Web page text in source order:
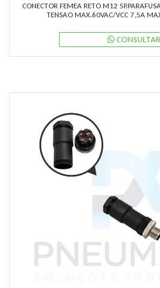
CONECTOR FEMEA RETO M12
TENSAO MAX.60VAC/VCC 7,5A
CONSULTAR